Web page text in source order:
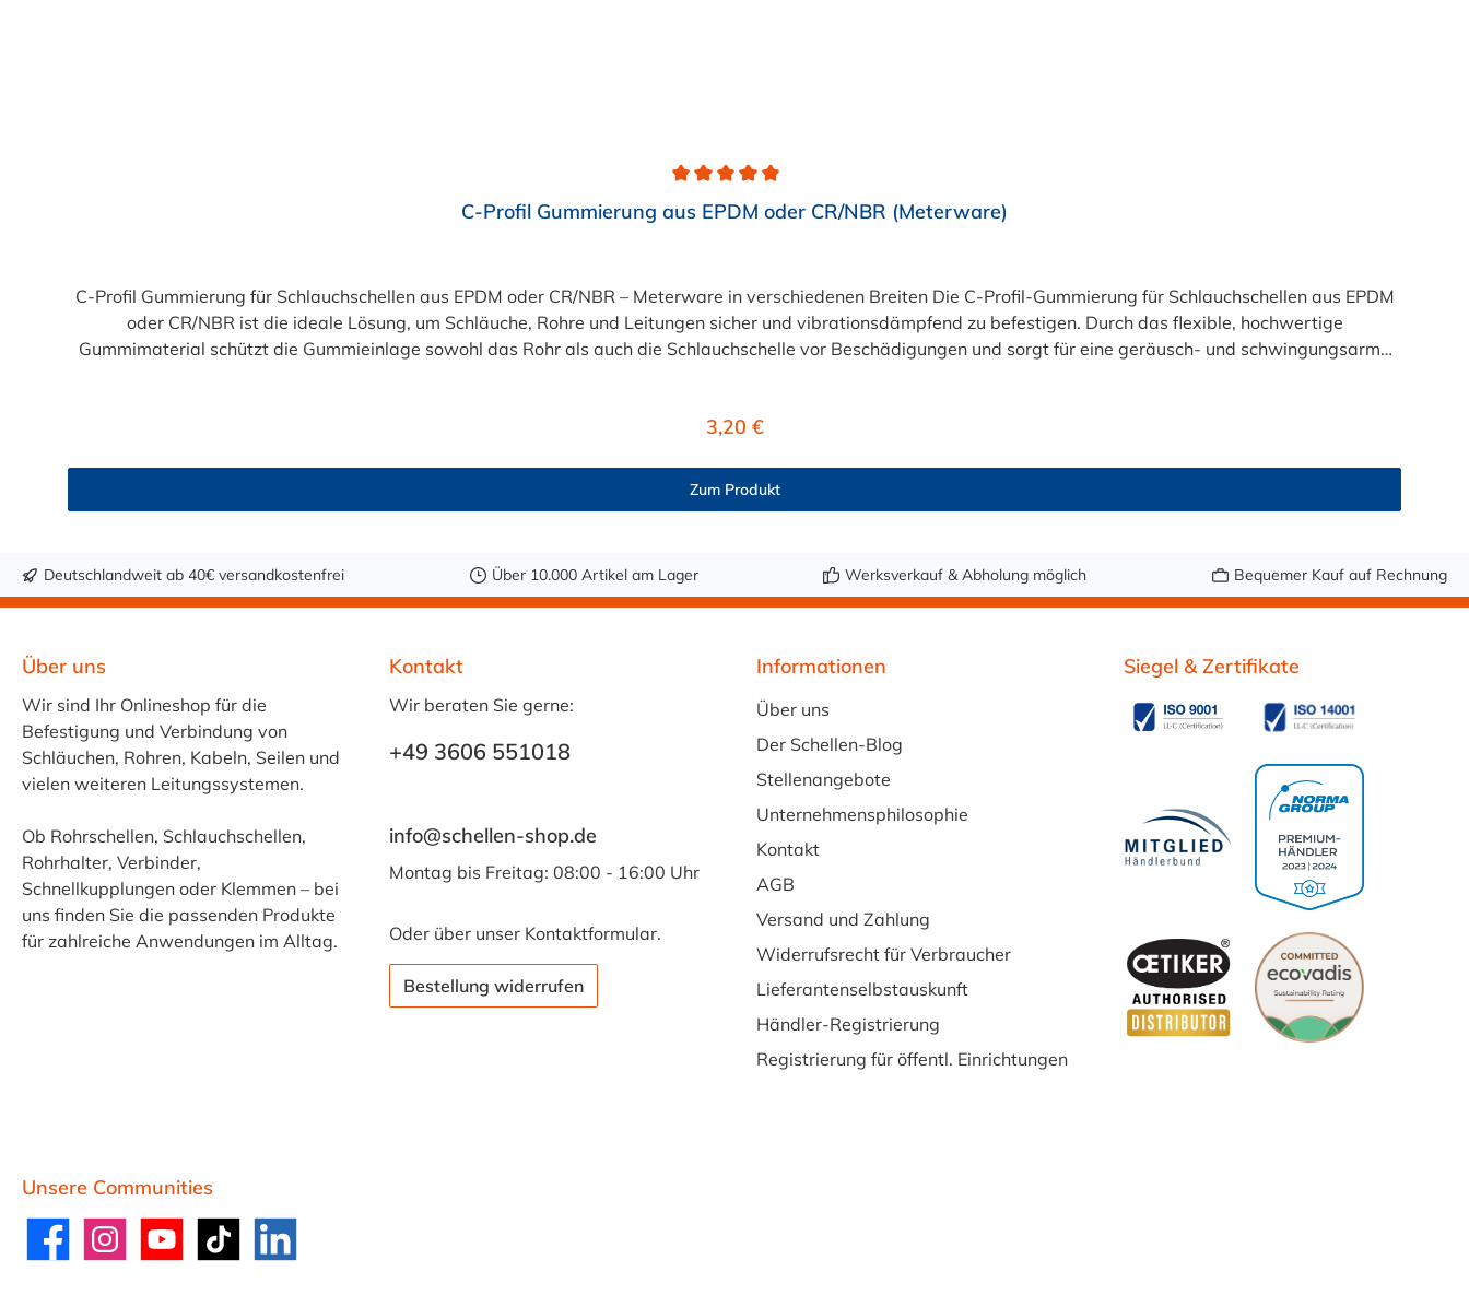
Durchschnittliche Bewertung von 4.9 von 5 SternenC-Profil Gummierung aus EPDM oder CR/NBR (Meterware)
C-Profil Gummierung für Schlauchschellen aus EPDM oder CR/NBR – Meterware in verschiedenen Breiten Die C-Profil-Gummierung für Schlauchschellen aus EPDM
oder CR/NBR ist die ideale Lösung, um Schläuche, Rohre und Leitungen sicher und vibrationsdämpfend zu befestigen. Durch das flexible, hochwertige
Gummimaterial schützt die Gummieinlage sowohl das Rohr als auch die Schlauchschelle vor Beschädigungen und sorgt für eine geräusch- und schwingungsarme
variiert je nach Bandbreite:9, 12, und 15 mm Breite: Klemmstärke (innere Höhe) = 1,5 mm20, 25 und 30 mm Breite: Klemmstärke (innere Höhe) = 2,8 mm
Temperaturbeständig und langlebig Anwendungsbereiche: Die C-Profil Gummierung eignet sich optimal für: Schlauchschellen und Rohrschellen Maschinen- und
ideal für industrielle Anwendungen. Diese C-Profil Gummierung bietet maximale Flexibilität, Schutz und Langlebigkeit – die perfekte Ergänzung für professionelle
Schlauchschellenmontagen und anspruchsvolle Anwendungen im Innen- und Außenbereich.
Regulärer Preis:
3,20 €
Zum Produkt
Deutschlandweit ab 40€ versandkostenfrei Über 10.000 Artikel am Lager Werksverkauf & Abholung möglich Bequemer Kauf auf Rechnung
Über uns
Wir sind Ihr Onlineshop für die
Befestigung und Verbindung von
Schläuchen, Rohren, Kabeln, Seilen und
vielen weiteren Leitungssystemen.
Ob Rohrschellen, Schlauchschellen,
Rohrhalter, Verbinder,
Schnellkupplungen oder Klemmen – bei
uns finden Sie die passenden Produkte
für zahlreiche Anwendungen im Alltag.
Kontakt
Wir beraten Sie gerne:
+49 3606 551018
info@schellen-shop.de
Montag bis Freitag: 08:00 - 16:00 Uhr
Oder über unser Kontaktformular.
Bestellung widerrufen
Informationen
Über uns
Der Schellen-Blog
Stellenangebote
Unternehmensphilosophie
Kontakt
AGB
Versand und Zahlung
Widerrufsrecht für Verbraucher
Lieferantenselbstauskunft
Händler-Registrierung
Registrierung für öffentl. Einrichtungen
Unsere Communities
FacebookInstagramYouTube TikTok LinkedIn
Siegel & Zertifikate